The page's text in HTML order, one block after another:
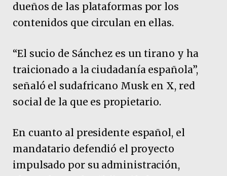
dueños de las plataformas por los
contenidos que circulan en ellas.
“El sucio de Sánchez es un tirano y ha
traicionado a la ciudadanía española”,
señaló el sudafricano Musk en X, red
social de la que es propietario.
En cuanto al presidente español, el
mandatario defendió el proyecto
impulsado por su administración,